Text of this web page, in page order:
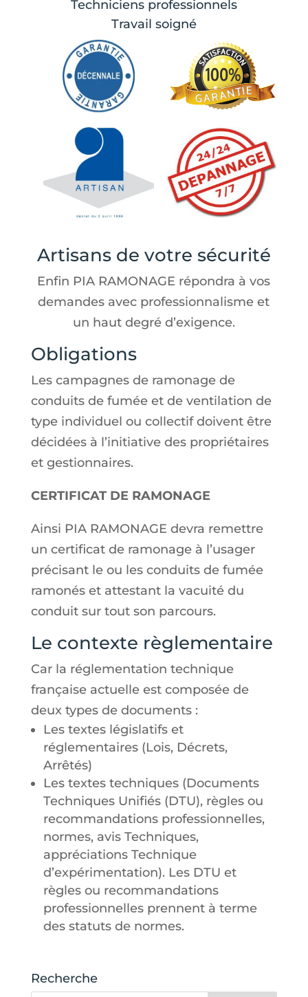
Techniciens professionnels
Travail soigné
Artisans de votre sécurité
Enfin PIA RAMONAGE répondra à vos
demandes avec professionnalisme et
un haut degré d’exigence.
Obligations
Les campagnes de ramonage de
conduits de fumée et de ventilation de
type individuel ou collectif doivent être
décidées à l’initiative des propriétaires
et gestionnaires.
CERTIFICAT DE RAMONAGE
Ainsi PIA RAMONAGE devra remettre
un certificat de ramonage à l’usager
précisant le ou les conduits de fumée
ramonés et attestant la vacuité du
conduit sur tout son parcours.
Le contexte règlementaire
Car la réglementation technique
française actuelle est composée de
deux types de documents :
Les textes législatifs et
réglementaires (Lois, Décrets,
Arrêtés)
Les textes techniques (Documents
Techniques Unifiés (DTU), règles ou
recommandations professionnelles,
normes, avis Techniques,
appréciations Technique
d’expérimentation). Les DTU et
règles ou recommandations
professionnelles prennent à terme
des statuts de normes.
Recherche